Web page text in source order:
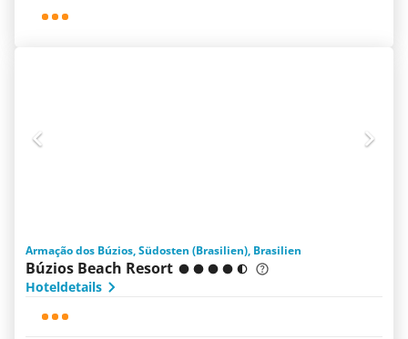
Armação dos Búzios, Südosten (Brasilien), Brasilien
Búzios Beach Resort
Hoteldetails